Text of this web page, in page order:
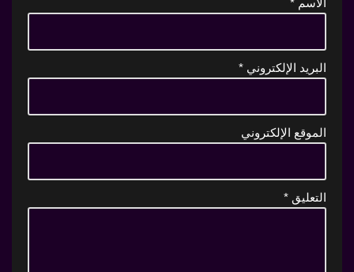
الاسم *
البريد الإلكتروني *
الموقع الإلكتروني
التعليق *